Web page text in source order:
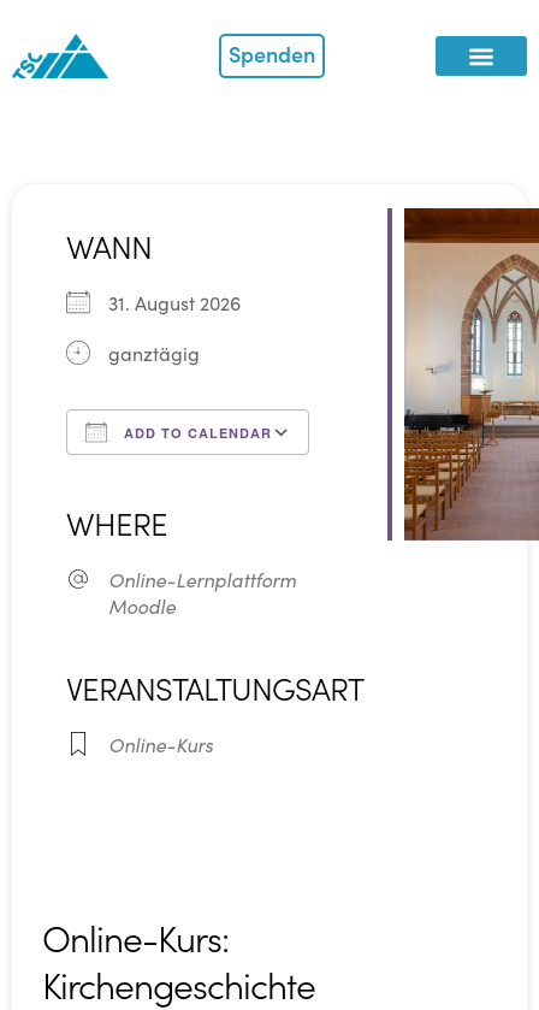
Spenden
WANN
31. August 2026
ganztägig
ADD TO CALENDAR
Outlook Live
WHERE
Online-Lernplattform
Moodle
VERANSTALTUNGSART
Online-Kurs
Online-Kurs:
Kirchengeschichte